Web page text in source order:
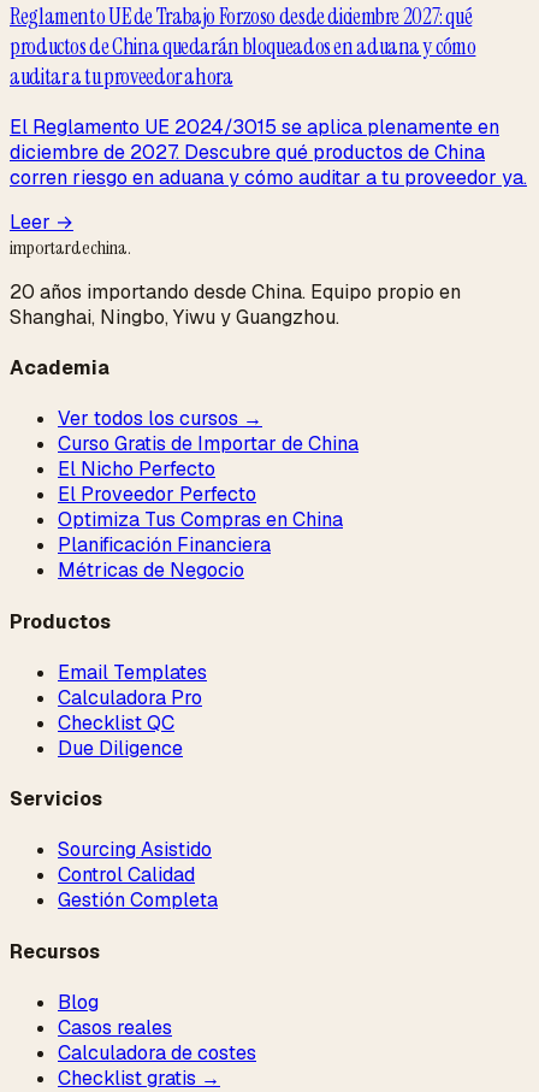
Reglamento UE de Trabajo Forzoso desde diciembre 2027: qué
productos de China quedarán bloqueados en aduana y cómo
auditar a tu proveedor ahora
El Reglamento UE 2024/3015 se aplica plenamente en
diciembre de 2027. Descubre qué productos de China
corren riesgo en aduana y cómo auditar a tu proveedor ya.
Leer →
importardechina.
20 años importando desde China. Equipo propio en
Shanghai, Ningbo, Yiwu y Guangzhou.
Academia
Ver todos los cursos →
Curso Gratis de Importar de China
El Nicho Perfecto
El Proveedor Perfecto
Optimiza Tus Compras en China
Planificación Financiera
Métricas de Negocio
Productos
Email Templates
Calculadora Pro
Checklist QC
Due Diligence
Servicios
Sourcing Asistido
Control Calidad
Gestión Completa
Recursos
Blog
Casos reales
Calculadora de costes
Checklist gratis →